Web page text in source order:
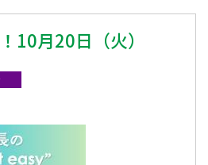
10月20日（火）